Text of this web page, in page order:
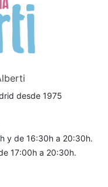
desde 1975
y de 16:30h a 20:30h.
17:00h a 20:30h.